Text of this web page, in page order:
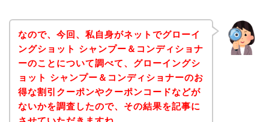
なので、今回、私自身がネットでグローイ
ングショット シャンプー＆コンディショナ
ーのことについて調べて、グローイングシ
ョット シャンプー＆コンディショナーのお
得な割引クーポンやクーポンコードなどが
ないかを調査したので、その結果を記事に